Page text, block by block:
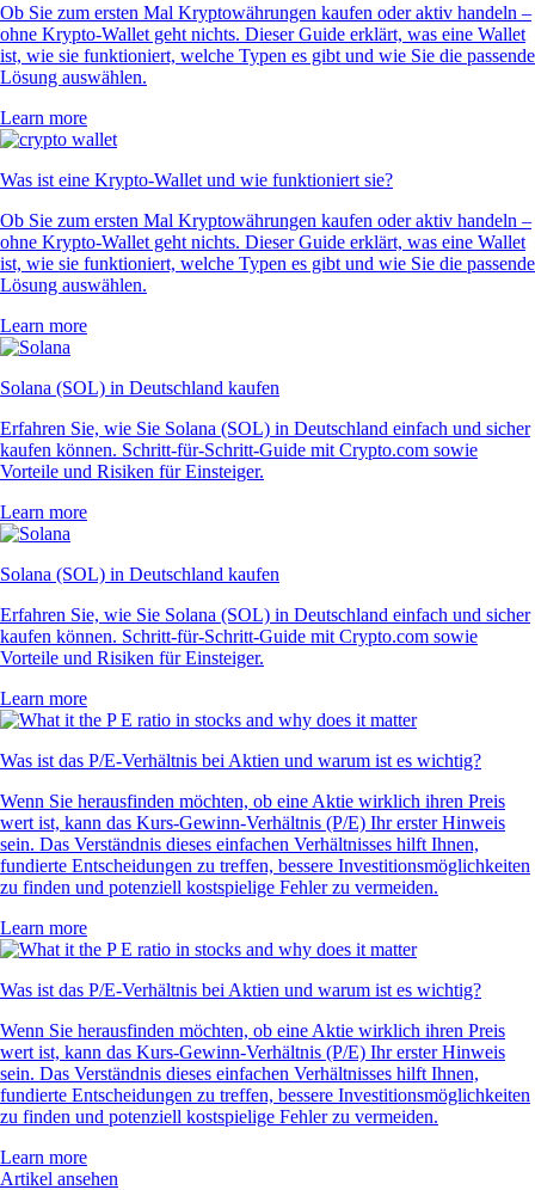
Ob Sie zum ersten Mal Kryptowährungen kaufen oder aktiv handeln –
ohne Krypto-Wallet geht nichts. Dieser Guide erklärt, was eine Wallet
ist, wie sie funktioniert, welche Typen es gibt und wie Sie die passende
Lösung auswählen.
Learn more
Was ist eine Krypto-Wallet und wie funktioniert sie?
Ob Sie zum ersten Mal Kryptowährungen kaufen oder aktiv handeln –
ohne Krypto-Wallet geht nichts. Dieser Guide erklärt, was eine Wallet
ist, wie sie funktioniert, welche Typen es gibt und wie Sie die passende
Lösung auswählen.
Learn more
Solana (SOL) in Deutschland kaufen
Erfahren Sie, wie Sie Solana (SOL) in Deutschland einfach und sicher
kaufen können. Schritt-für-Schritt-Guide mit Crypto.com sowie
Vorteile und Risiken für Einsteiger.
Learn more
Solana (SOL) in Deutschland kaufen
Erfahren Sie, wie Sie Solana (SOL) in Deutschland einfach und sicher
kaufen können. Schritt-für-Schritt-Guide mit Crypto.com sowie
Vorteile und Risiken für Einsteiger.
Learn more
Was ist das P/E-Verhältnis bei Aktien und warum ist es wichtig?
Wenn Sie herausfinden möchten, ob eine Aktie wirklich ihren Preis
wert ist, kann das Kurs-Gewinn-Verhältnis (P/E) Ihr erster Hinweis
sein. Das Verständnis dieses einfachen Verhältnisses hilft Ihnen,
fundierte Entscheidungen zu treffen, bessere Investitionsmöglichkeiten
zu finden und potenziell kostspielige Fehler zu vermeiden.
Learn more
Was ist das P/E-Verhältnis bei Aktien und warum ist es wichtig?
Wenn Sie herausfinden möchten, ob eine Aktie wirklich ihren Preis
wert ist, kann das Kurs-Gewinn-Verhältnis (P/E) Ihr erster Hinweis
sein. Das Verständnis dieses einfachen Verhältnisses hilft Ihnen,
fundierte Entscheidungen zu treffen, bessere Investitionsmöglichkeiten
zu finden und potenziell kostspielige Fehler zu vermeiden.
Learn more
Artikel ansehen